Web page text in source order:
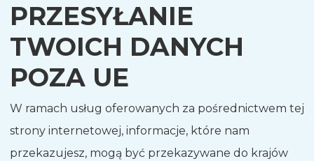
PRZESYŁANIE
TWOICH DANYCH
POZA UE
W ramach usług oferowanych za pośrednictwem tej
strony internetowej, informacje, które nam
przekazujesz, mogą być przekazywane do krajów